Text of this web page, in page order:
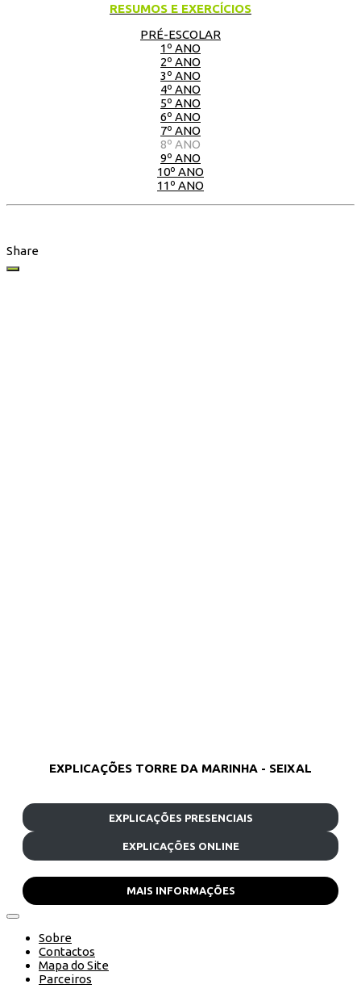
RESUMOS E EXERCÍCIOS
PRÉ-ESCOLAR
1º ANO
2º ANO
3º ANO
4º ANO
5º ANO
6º ANO
7º ANO
8º ANO
9º ANO
10º ANO
11º ANO
Share
EXPLICAÇÕES TORRE DA MARINHA - SEIXAL
EXPLICAÇÕES PRESENCIAIS
EXPLICAÇÕES ONLINE
MAIS INFORMAÇÕES
Sobre
Contactos
Mapa do Site
Parceiros